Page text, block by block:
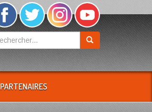
PARTENAIRES